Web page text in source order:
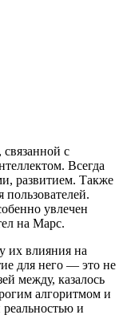
с
Всегда
развитием. Также
пользователей.
увлечен
на Марс.
их влияния на
для него — это не
между, казалось
алгоритмом и
и